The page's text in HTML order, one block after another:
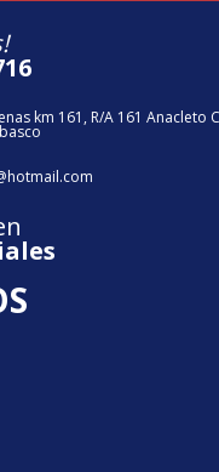
km 161, R/A 161 Anacleto